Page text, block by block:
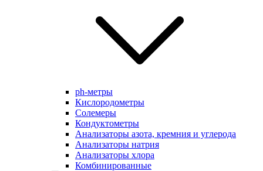
ph-метры
Кислородометры
Солемеры
Кондуктометры
Анализаторы азота, кремния и углерода
Анализаторы натрия
Анализаторы хлора
Комбинированные